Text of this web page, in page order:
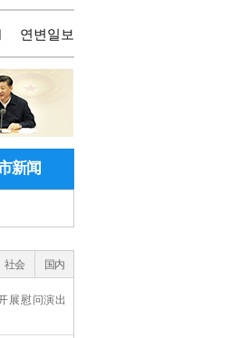
연변일보
新闻
社会 国内
展慰问演出